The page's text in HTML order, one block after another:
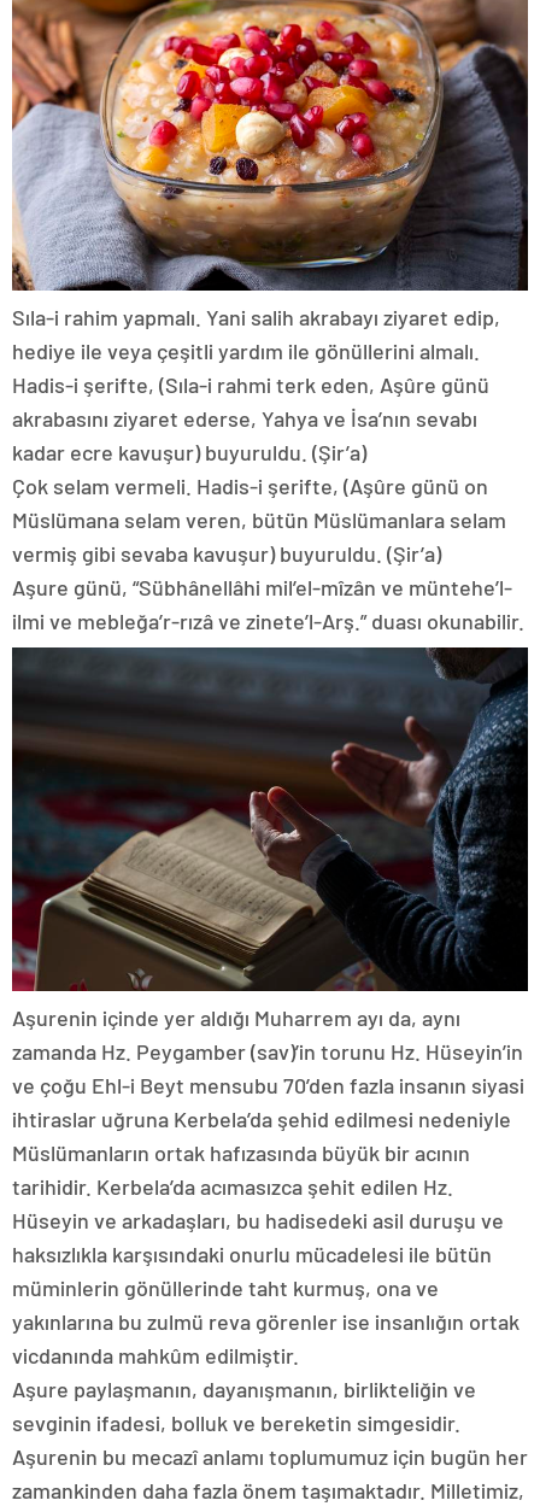
Sıla-i rahim yapmalı. Yani salih akrabayı ziyaret edip,
hediye ile veya çeşitli yardım ile gönüllerini almalı.
Hadis-i şerifte, (Sıla-i rahmi terk eden, Aşûre günü
akrabasını ziyaret ederse, Yahya ve İsa’nın sevabı
kadar ecre kavuşur) buyuruldu. (Şir’a)
Çok selam vermeli. Hadis-i şerifte, (Aşûre günü on
Müslümana selam veren, bütün Müslümanlara selam
vermiş gibi sevaba kavuşur) buyuruldu. (Şir’a)
Aşure günü, “Sübhânellâhi mil’el-mîzân ve müntehe’l-
ilmi ve mebleğa’r-rızâ ve zinete’l-Arş.” duası okunabilir.
Aşurenin içinde yer aldığı Muharrem ayı da, aynı
zamanda Hz. Peygamber (sav)’in torunu Hz. Hüseyin’in
ve çoğu Ehl-i Beyt mensubu 70’den fazla insanın siyasi
ihtiraslar uğruna Kerbela’da şehid edilmesi nedeniyle
Müslümanların ortak hafızasında büyük bir acının
tarihidir. Kerbela’da acımasızca şehit edilen Hz.
Hüseyin ve arkadaşları, bu hadisedeki asil duruşu ve
haksızlıkla karşısındaki onurlu mücadelesi ile bütün
müminlerin gönüllerinde taht kurmuş, ona ve
yakınlarına bu zulmü reva görenler ise insanlığın ortak
vicdanında mahkûm edilmiştir.
Aşure paylaşmanın, dayanışmanın, birlikteliğin ve
sevginin ifadesi, bolluk ve bereketin simgesidir.
Aşurenin bu mecazî anlamı toplumumuz için bugün her
zamankinden daha fazla önem taşımaktadır. Milletimiz,